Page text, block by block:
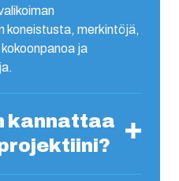
koneistusta, merkintöjä,
ja
kannattaa